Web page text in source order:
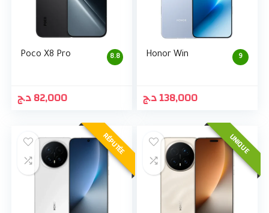
8.8
Poco X8 Pro
82,000د.ج
9
Honor Win
138,000د.ج
RÉPUTÉE UNIQUE